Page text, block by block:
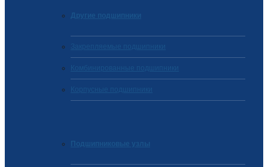
Другие подшипники
Закрепляемые подшипники
Комбинированные подшипники
Корпусные подшипники
Подшипниковые узлы